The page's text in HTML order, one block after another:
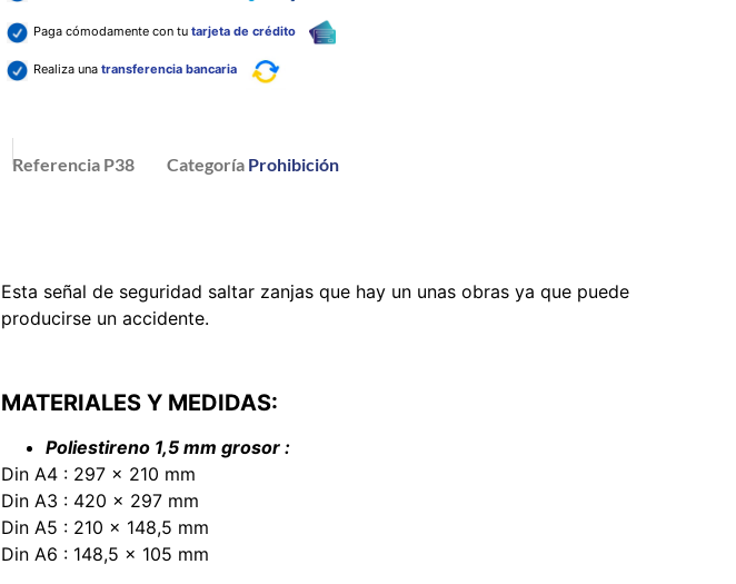
Paga cómodamente con tu tarjeta de crédito
Realiza una transferencia bancaria
Referencia P38 Categoría Prohibición
Esta señal de seguridad saltar zanjas que hay un unas obras ya que puede
producirse un accidente.
MATERIALES Y MEDIDAS:
Poliestireno 1,5 mm grosor :
Din A4 : 297 x 210 mm
Din A3 : 420 x 297 mm
Din A5 : 210 x 148,5 mm
Din A6 : 148,5 x 105 mm